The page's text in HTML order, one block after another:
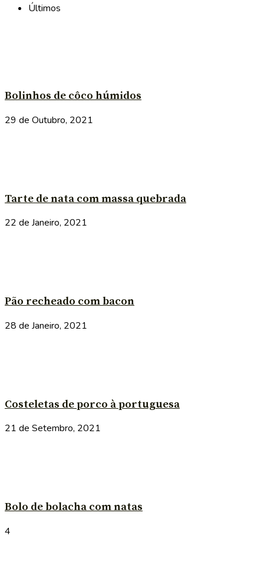
Últimos
Bolinhos de côco húmidos
29 de Outubro, 2021
Tarte de nata com massa quebrada
22 de Janeiro, 2021
Pão recheado com bacon
28 de Janeiro, 2021
Costeletas de porco à portuguesa
21 de Setembro, 2021
Bolo de bolacha com natas
4